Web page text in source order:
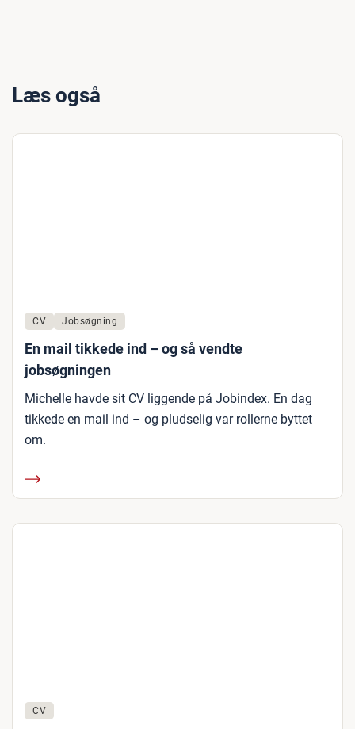
Læs også
CV Jobsøgning
En mail tikkede ind – og så vendte
jobsøgningen
Michelle havde sit CV liggende på Jobindex. En dag
tikkede en mail ind – og pludselig var rollerne byttet
om.
CV